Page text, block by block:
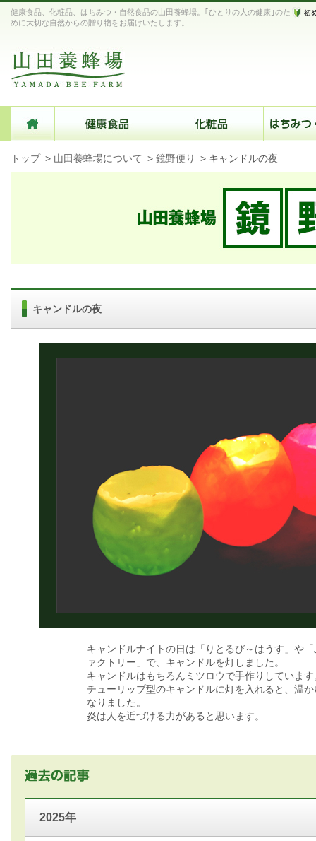
健康食品、化粧品、はちみつ・自然食品の山田養蜂場。｢ひとりの人の健康｣のた
めに大切な自然からの贈り物をお届けいたします。
トップ > 山田養蜂場について > 鏡野便り > キャンドルの夜
キャンドルの夜
キャンドルナイトの日は「りとるび～はうす」や
ァクトリー」で、キャンドルを灯しました。
キャンドルはもちろんミツロウで手作りしています
チューリップ型のキャンドルに灯を入れると、温
なりました。
炎は人を近づける力があると思います。
2025年